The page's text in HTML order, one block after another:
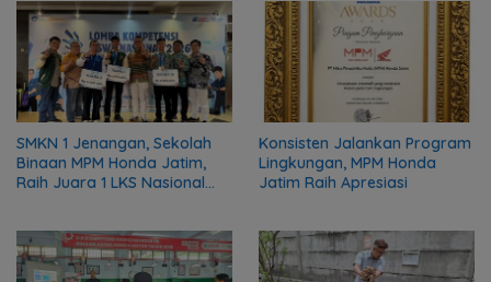
SMKN 1 Jenangan, Sekolah
Binaan MPM Honda Jatim,
Raih Juara 1 LKS Nasional
Konsisten Jalankan Program
Lingkungan, MPM Honda
Jatim Raih Apresiasi